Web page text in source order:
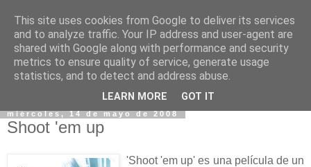
miércoles, 14 de mayo de 2008
Shoot 'em up
'Shoot 'em up' es una película de un
This site uses cookies from Google to deliver its services
and to analyze traffic. Your IP address and user-agent are
shared with Google along with performance and security
metrics to ensure quality of service, generate usage
statistics, and to detect and address abuse.
LEARN MORE GOT IT